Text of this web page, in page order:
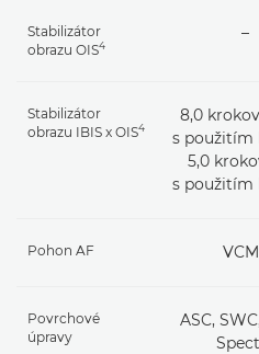
Stabilizátor
obrazu OIS4
–
Stabilizátor
obrazu IBIS x OIS4
8,0
s použitím
5,0
s použitím
Pohon AF VCM
Povrchové
úpravy
ASC,